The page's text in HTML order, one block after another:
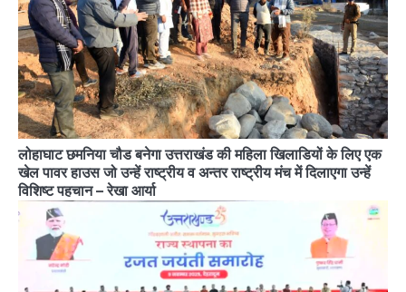
लोहाघाट छमनिया चौड बनेगा उत्तराखंड की महिला खिलाडियों के लिए एक
खेल पावर हाउस जो उन्हें राष्ट्रीय व अन्तर राष्ट्रीय मंच में दिलाएगा उन्हें
विशिष्ट पहचान – रेखा आर्या